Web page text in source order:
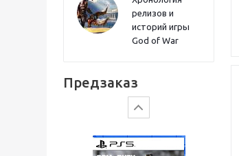
релизов и
историй игры
God of War
Предзаказ